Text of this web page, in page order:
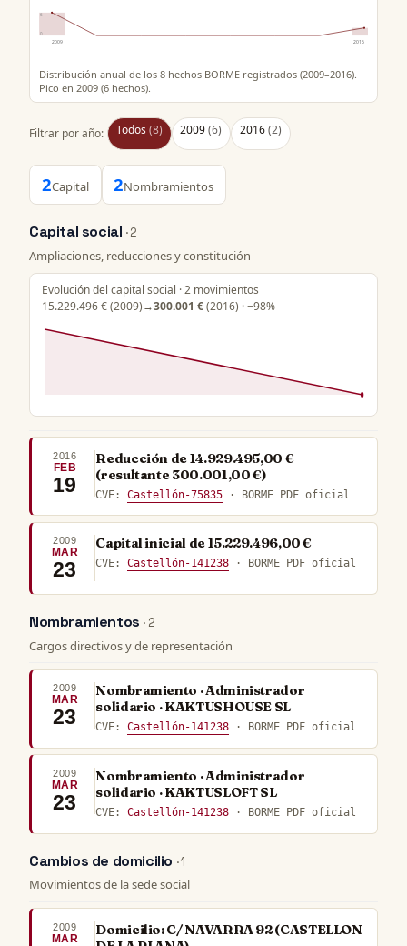
6
0
2009
2016
Distribución anual de los 8 hechos BORME registrados (2009–2016).
Pico en 2009 (6 hechos).
Filtrar por año: Todos (8) 2009(6) 2016(2)
2Capital 2Nombramientos
Capital social · 2
Ampliaciones, reducciones y constitución
Evolución del capital social · 2 movimientos
15.229.496 €(2009)→300.001 €(2016) · −98%
2016
FEB
19
Reducción de 14.929.495,00 €
(resultante 300.001,00 €)
CVE:Castellón-75835 · BORME PDF oficial
2009
MAR
23
Capital inicial de 15.229.496,00 €
CVE:Castellón-141238 · BORME PDF oficial
Nombramientos · 2
Cargos directivos y de representación
2009
MAR
23
Nombramiento · Administrador
solidario · KAKTUSHOUSE SL
CVE:Castellón-141238 · BORME PDF oficial
2009
MAR
23
Nombramiento · Administrador
solidario · KAKTUSLOFT SL
CVE:Castellón-141238 · BORME PDF oficial
Cambios de domicilio · 1
Movimientos de la sede social
2009
MAR
Domicilio: C/ NAVARRA 92 (CASTELLON